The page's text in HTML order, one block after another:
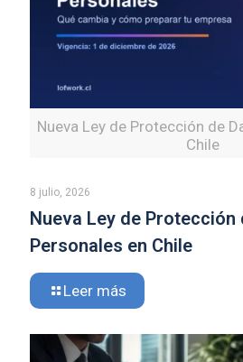
Nueva Ley de Protección de
Chile
8 julio, 2026
Nueva Ley de Protección
Personales en Chile
Leer más